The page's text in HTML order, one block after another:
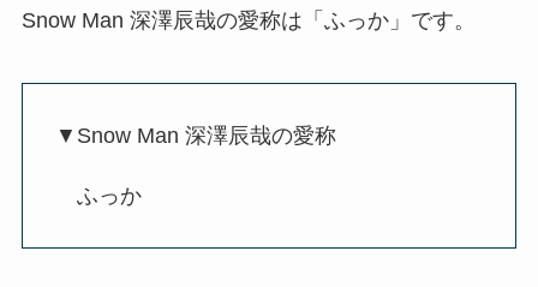
Snow Man 深澤辰哉の愛称は「ふっか」です。
▼Snow Man 深澤辰哉の愛称
ふっか